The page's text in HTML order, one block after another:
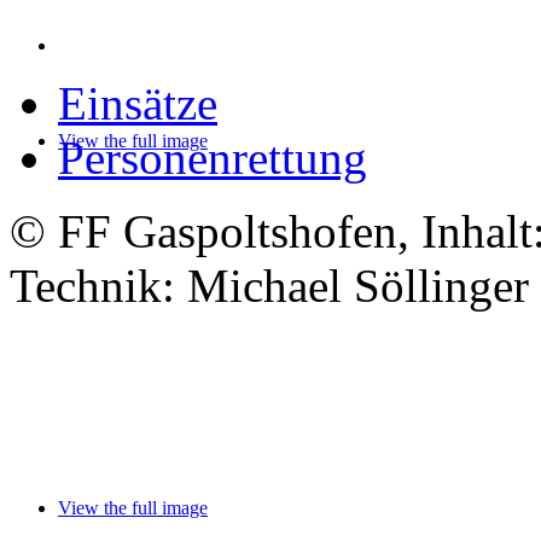
© FF Gaspoltshofen,
Technik: Michael Söllinger